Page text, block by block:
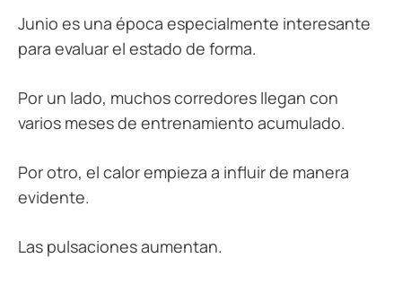
Junio es una época especialmente interesante
para evaluar el estado de forma.
Por un lado, muchos corredores llegan con
varios meses de entrenamiento acumulado.
Por otro, el calor empieza a influir de manera
evidente.
Las pulsaciones aumentan.